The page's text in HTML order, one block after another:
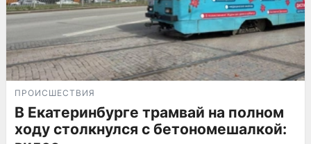
ПРОИСШЕСТВИЯ
В Екатеринбурге трамвай на полном
ходу столкнулся с бетономешалкой: